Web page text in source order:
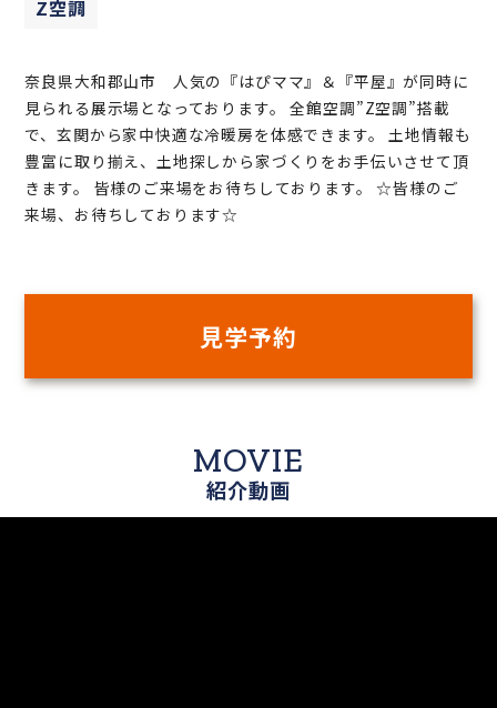
Z空調
奈良県大和郡山市 人気の『はぴママ』＆『平屋』が同時に
見られる展示場となっております。 全館空調”Z空調”搭載
で、玄関から家中快適な冷暖房を体感できます。 土地情報も
豊富に取り揃え、土地探しから家づくりをお手伝いさせて頂
きます。 皆様のご来場をお待ちしております。 ☆皆様のご
来場、お待ちしております☆
見学予約
MOVIE
紹介動画